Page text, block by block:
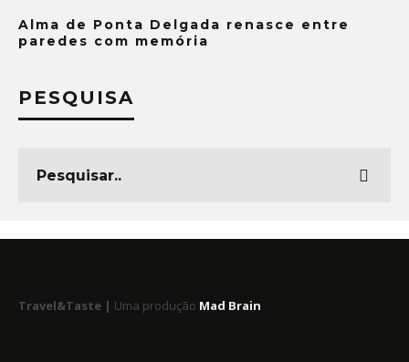
Alma de Ponta Delgada renasce entre
paredes com memória
PESQUISA
Travel&Taste | Uma produção Mad Brain